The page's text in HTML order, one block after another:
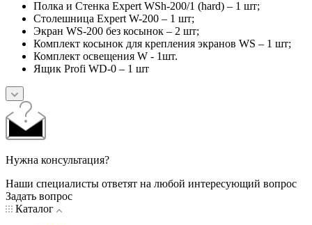
Полка и Стенка Expert WSh-200/1 (hard) – 1 шт;
Столешница Expert W-200 – 1 шт;
Экран WS-200 без косынок – 2 шт;
Комплект косынок для крепления экранов WS – 1 шт;
Комплект освещения W - 1шт.
Ящик Profi WD-0 – 1 шт
Нужна консультация?
Наши специалисты ответят на любой интересующий вопрос
Задать вопрос
Каталог